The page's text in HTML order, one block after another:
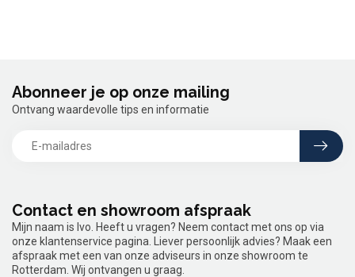
Contact en showroom afspraak
Mijn naam is Ivo. Heeft u vragen? Neem contact met ons op via
onze klantenservice pagina. Liever persoonlijk advies? Maak een
afspraak met een van onze adviseurs in onze showroom te
Rotterdam. Wij ontvangen u graag.
Abonneer je op onze mailing
Ontvang waardevolle tips en informatie